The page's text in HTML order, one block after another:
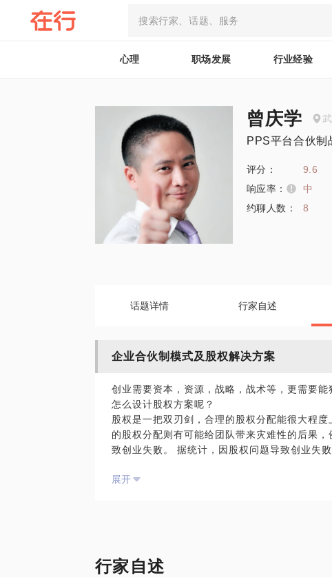
心理 职场发展 行业经验
曾庆学
PPS平台合伙制
评分：
9.6
响应率：
中
约聊人数：
8
话题详情 行家自述
企业合伙制模式及股权解决方案
创业需要资本，资源，战略，战术等，更需要
怎么设计股权方案呢？
股权是一把双刃剑，合理的股权分配能很大程
的股权分配则有可能给团队带来灾难性的后果
致创业失败。 据统计，因股权问题导致创业失
一切关于利益和表决权分配的问题，对于创业
如果你想把股权设置成可进可退的模式；
如果你想通过股权设计避免“请神容易送神难
展开
行家自述